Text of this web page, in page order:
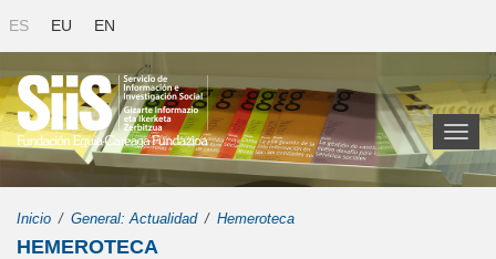
ES EU EN
Toggle
Inicio General: Actualidad Hemeroteca
HEMEROTECA